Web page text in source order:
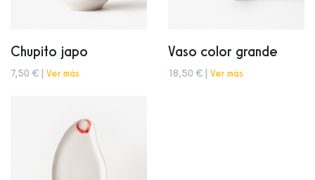
Chupito japo
7,50 € | Ver más
Vaso color grande
18,50 € | Ver más